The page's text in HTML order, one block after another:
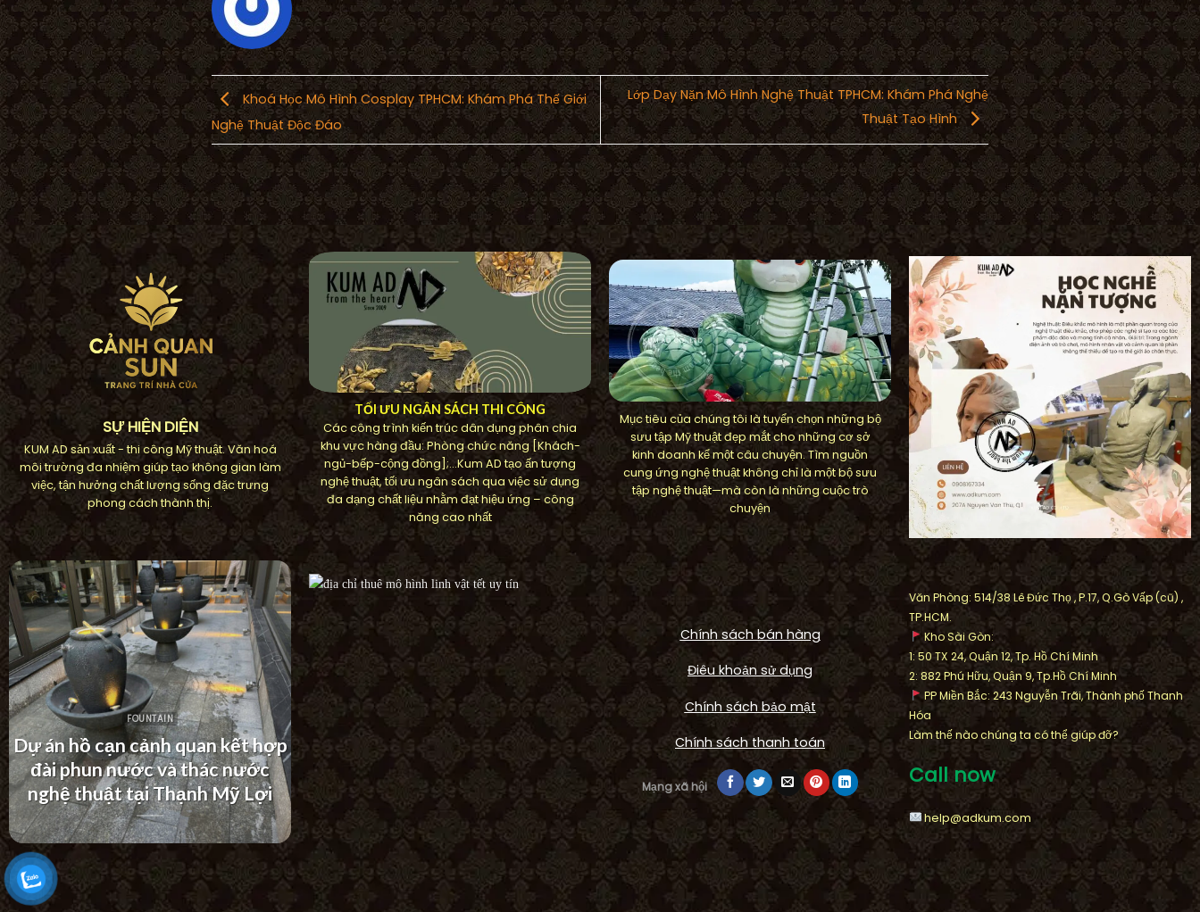
Khoá Học Mô Hình Cosplay TPHCM: Khám Phá Thế Giới
Nghệ Thuật Độc Đáo
Lớp Dạy Nặn Mô Hình Nghệ Thuật TPHCM: Khám Phá Nghệ
Thuật Tạo Hình
SỰ HIỆN DIỆN
KUM AD sản xuất - thi công Mỹ thuật. Văn hoá
môi trường đa nhiệm giúp tạo không gian làm
việc, tận hưởng chất lượng sống đặc trưng
phong cách thành thị.
TỐI ƯU NGÂN SÁCH THI CÔNG
Các công trình kiến ​​trúc dân dụng phân chia
khu vực hàng đầu: Phòng chức năng [Khách-
ngủ-bếp-cộng đồng];…Kum AD tạo ấn tượng
nghệ thuật, tối ưu ngân sách qua việc sử dụng
đa dạng chất liệu nhằm đạt hiệu ứng – công
năng cao nhất
Mục tiêu của chúng tôi là tuyển chọn những bộ
sưu tập Mỹ thuật đẹp mắt cho những cơ sở
kinh doanh kể một câu chuyện. Tìm nguồn
cung ứng nghệ thuật không chỉ là một bộ sưu
tập nghệ thuật—mà còn là những cuộc trò
chuyện
FOUNTAIN
Dự án thác nước tường hiện đại
tại Khu Dân Cư Hà Đô Villa
HOME
Tác phẩm phù điêu hoa Daisy nổi
3D tại Daisy House, Quận 2
FOUNTAIN
Công trình Arwork Artistic
waterfall cảnh quan khu biệt thự
Thạnh Mỹ Lợi, Cát Lái
FOUNTAIN
Thi Công Lu Nước Phong
Cao 1,5m Khu Biệt Thự
Sunflower Villa
Chính sách bán hàng
Điêu khoản sử dụng
Chính sách bảo mật
Chính sách thanh toán
Mạng xã hội
Văn Phòng: 514/38 Lê Đức Thọ , P.17, Q.Gò Vấp (cũ) ,
TP.HCM.
Kho Sài Gòn:
1: 50 TX 24, Quận 12, Tp. Hồ Chí Minh
2: 882 Phú Hữu, Quận 9, Tp.Hồ Chí Minh
PP Miền Bắc: 243 Nguyễn Trãi, Thành phố Thanh
Hóa
Làm thế nào chúng ta có thể giúp đỡ?
Call now
help@adkum.com